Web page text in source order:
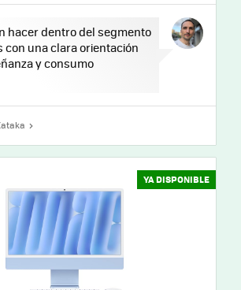
hacer dentro del segmento
con una clara orientación
y consumo
YA DISPONIBLE